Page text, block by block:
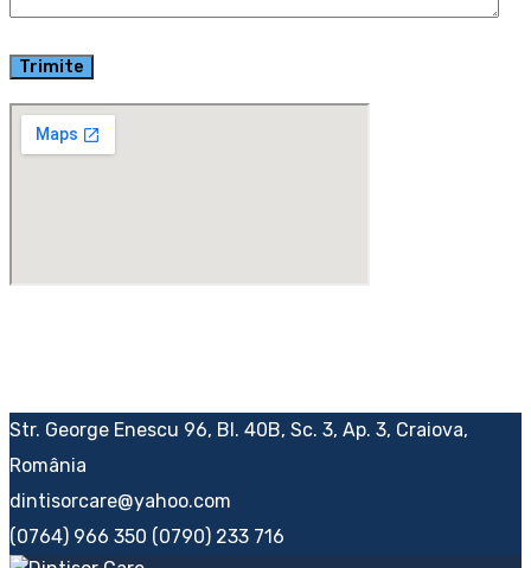
Trimite
Str. George Enescu 96, Bl. 40B, Sc. 3, Ap. 3, Craiova,
România
dintisorcare@yahoo.com
(0764) 966 350 (0790) 233 716